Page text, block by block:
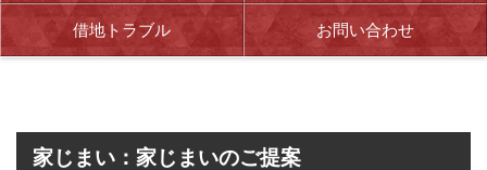
借地トラブル お問い合わせ
家じまい：家じまいのご提案